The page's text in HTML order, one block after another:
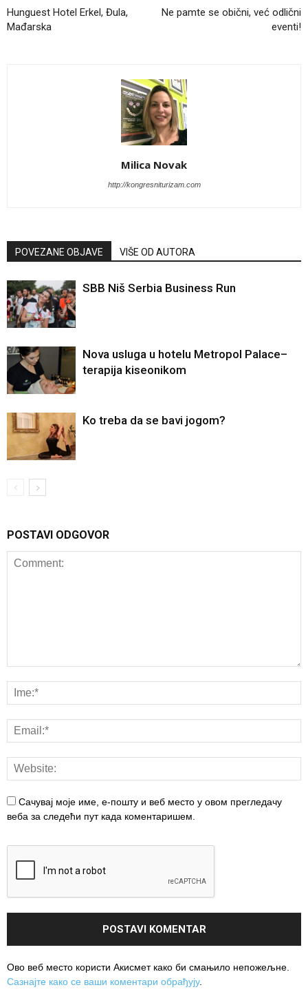
Hunguest Hotel Erkel, Đula,
Mađarska
Ne pamte se obični, već odlični
eventi!
Milica Novak
http://kongresniturizam.com
POVEZANE OBJAVE VIŠE OD AUTORA
SBB Niš Serbia Business Run
Nova usluga u hotelu Metropol Palace–
terapija kiseonikom
Ko treba da se bavi jogom?
POSTAVI ODGOVOR
Сачувај моје име, е-пошту и веб место у овом прегледачу
веба за следећи пут када коментаришем.
Ово веб место користи Акисмет како би смањило непожељне.
Сазнајте како се ваши коментари обрађују.